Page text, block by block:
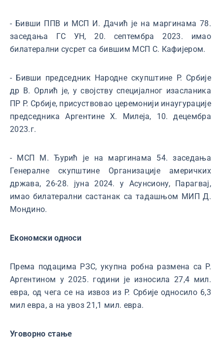
- Бивши ППВ и МСП И. Дачић је на маргинама 78.
заседања ГС УН, 20. септембра 2023. имао
билатерални сусрет са бившим МСП С. Кафијером.
- Бивши председник Народне скупштине Р. Србије
др В. Орлић је, у својству специјалног изасланика
ПР Р. Србије, присуствовао церемонији инаугурације
председника Аргентине Х. Милеја, 10. децембра
2023.г.
- МСП М. Ђурић је на маргинама 54. заседања
Генералне скупштине Организације америчких
држава, 26-28. јуна 2024. у Асунсиону, Парагвај,
имао билатерални састанак са тадашњом МИП Д.
Мондино.
Економски односи
Према подацима РЗС, укупна робна размена са Р.
Аргентином у 2025. години је износила 27,4 мил.
евра, од чега се на извоз из Р. Србије односило 6,3
мил евра, а на увоз 21,1 мил. евра.
Уговорно стање